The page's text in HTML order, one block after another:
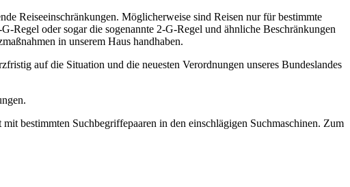
Reiseeinschränkungen. Möglicherweise sind Reisen nur für bestimmte
Regel oder sogar die sogenannte 2-G-Regel und ähnliche Beschränkungen
in unserem Haus handhaben.
auf die Situation und die neuesten Verordnungen unseres Bundeslandes
bestimmten Suchbegriffepaaren in den einschlägigen Suchmaschinen. Zum